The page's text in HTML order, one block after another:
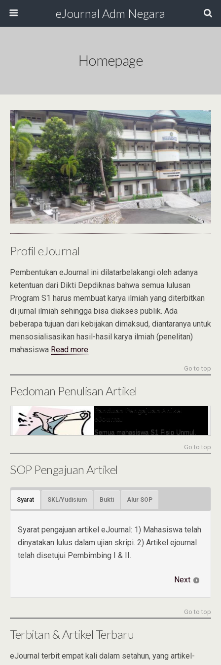
eJournal Adm Negara
Homepage
Profil eJournal
Pembentukan eJournal ini dilatarbelakangi oleh adanya
ketentuan dari Dikti Depdiknas bahwa semua lulusan
Program S1 harus membuat karya ilmiah yang diterbitkan
di jurnal ilmiah sehingga bisa diakses publik. Ada
beberapa tujuan dari kebijakan dimaksud, diantaranya untuk
mensosialisasikan hasil-hasil karya ilmiah (penelitan)
mahasiswa Read more
Go to top
Pedoman Penulisan Artikel
Panduan Pengajuan Artikel
eJournal
Semua mahasiswa S1 Fisip Unmul,
artikel eJournal yang akan dionlinekan
Ejournal ini terhubung
Read More
1 2 3 4 5
Go to top
SOP Pengajuan Artikel
Syarat SKL/Yudisium Bukti Alur SOP
Syarat pengajuan artikel eJournal: 1) Mahasiswa telah
dinyatakan lulus dalam ujian skripi. 2) Artikel ejournal
telah disetujui Pembimbing I & II.
Next
Go to top
Terbitan & Artikel Terbaru
eJournal terbit empat kali dalam setahun, yang artikel-